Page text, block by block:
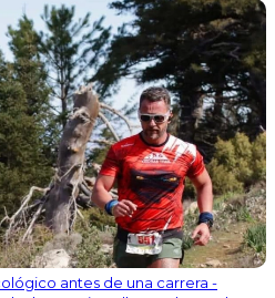
antes de una carrera -